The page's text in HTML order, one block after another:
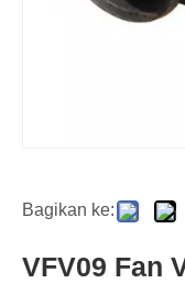
Bagikan ke:
VFV09 Fan